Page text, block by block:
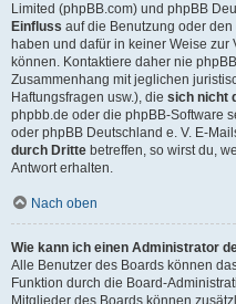
Limited (phpBB.com) und phpBB
Einfluss auf die Benutzung oder
haben und dafür in keiner Weise
können. Kontaktiere daher nie
Zusammenhang mit jeglichen
Haftungsfragen usw.), die sich nicht
phpbb.de oder die phpBB-Software
oder phpBB Deutschland e. V. E-
durch Dritte betreffen, so wirst du,
Antwort erhalten.
Nach oben
Wie kann ich einen Administrator
Alle Benutzer des Boards können
Funktion durch die Board-
Mitglieder des Boards können